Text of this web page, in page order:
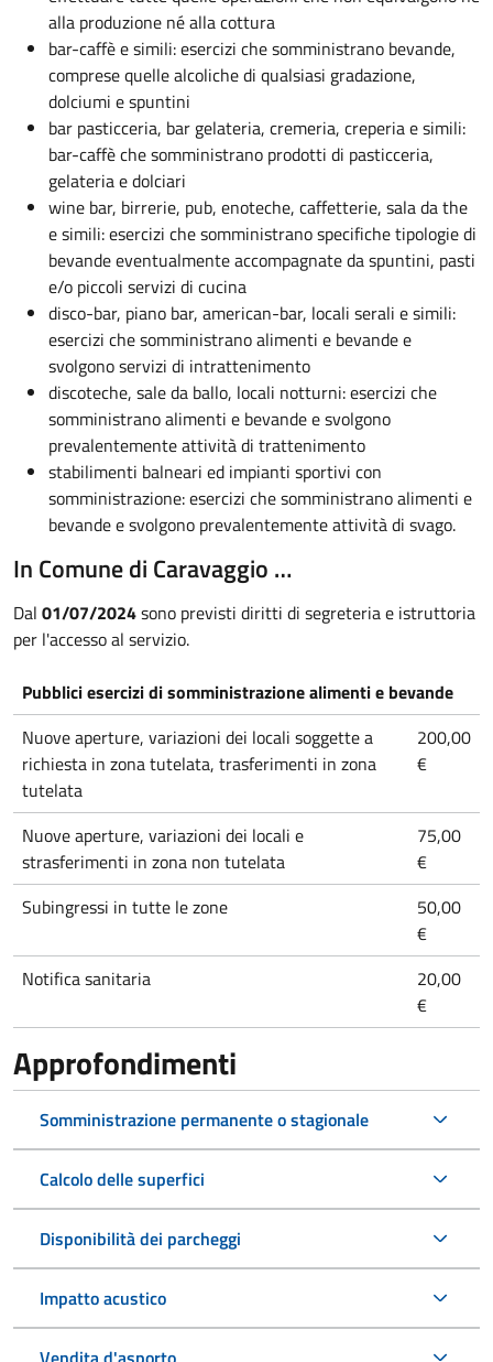
alla produzione né alla cottura
bar-caffè e simili: esercizi che somministrano bevande,
comprese quelle alcoliche di qualsiasi gradazione,
dolciumi e spuntini
bar pasticceria, bar gelateria, cremeria, creperia e simili:
bar-caffè che somministrano prodotti di pasticceria,
gelateria e dolciari
wine bar, birrerie, pub, enoteche, caffetterie, sala da the
e simili: esercizi che somministrano specifiche tipologie di
bevande eventualmente accompagnate da spuntini, pasti
e/o piccoli servizi di cucina
disco-bar, piano bar, american-bar, locali serali e simili:
esercizi che somministrano alimenti e bevande e
svolgono servizi di intrattenimento
discoteche, sale da ballo, locali notturni: esercizi che
somministrano alimenti e bevande e svolgono
prevalentemente attività di trattenimento
stabilimenti balneari ed impianti sportivi con
somministrazione: esercizi che somministrano alimenti e
bevande e svolgono prevalentemente attività di svago.
In Comune di Caravaggio …
Dal 01/07/2024sono previsti diritti di segreteria e istruttoria
per l'accesso al servizio.
Pubblici esercizi di somministrazione alimenti e bevande
Nuove aperture, variazioni dei locali soggette a
richiesta in zona tutelata, trasferimenti in zona
tutelata
200,00
€
Nuove aperture, variazioni dei locali e
strasferimenti in zona non tutelata
75,00
€
Subingressi in tutte le zone
50,00
€
Notifica sanitaria
20,00
€
Approfondimenti
Somministrazione permanente o stagionale
Calcolo delle superfici
Disponibilità dei parcheggi
Impatto acustico